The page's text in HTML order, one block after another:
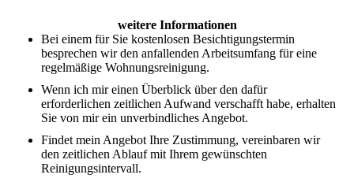
weitere Informationen
Bei einem für Sie kostenlosen Besichtigungstermin
besprechen wir den anfallenden Arbeitsumfang für eine
regelmäßige Wohnungsreinigung.
Wenn ich mir einen Überblick über den dafür
erforderlichen zeitlichen Aufwand verschafft habe, erhalten
Sie von mir ein unverbindliches Angebot.
Findet mein Angebot Ihre Zustimmung, vereinbaren wir
den zeitlichen Ablauf mit Ihrem gewünschten
Reinigungsintervall.